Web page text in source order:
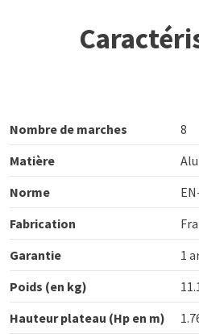
Nombre de marches
8
Matière
Norme
Fabrication
Garantie
1
Poids (en kg)
Hauteur plateau (Hp en m)